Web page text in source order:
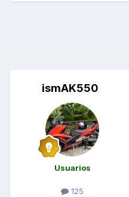
ismAK550
Usuarios
125